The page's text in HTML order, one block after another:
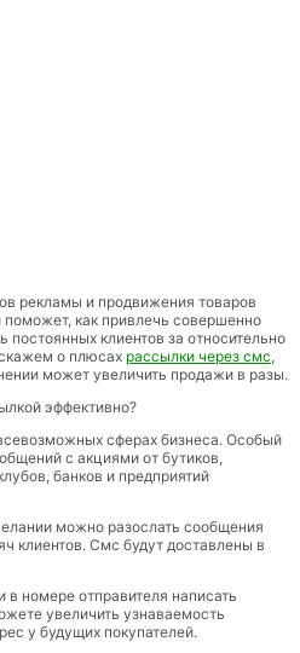
рекламы и продвижения товаров
как привлечь совершенно
постоянных клиентов за относительно
о плюсах рассылки через смс
может увеличить продажи в разы.
эффективно?
сферах бизнеса. Особый
с акциями от бутиков,
банков и предприятий
можно разослать сообщения
клиентов. Смс будут доставлены в
номере отправителя написать
увеличить узнаваемость
у будущих покупателей.